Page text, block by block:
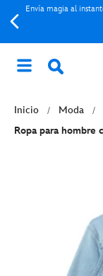
Envía magia al
Inicio
Moda
Ropa para hombre